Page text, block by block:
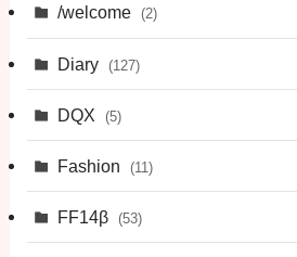
/welcome (2)
Diary (127)
DQX (5)
Fashion (11)
FF14β (53)